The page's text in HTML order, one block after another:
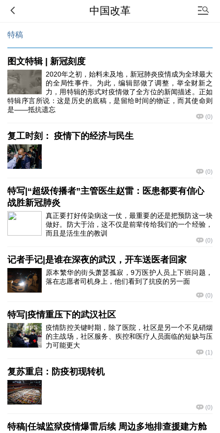
中国改革
特稿
图文特辑 | 新冠刻度
2020年之初，始料未及地，新冠肺炎疫情成为全球最大
的全局性事件。为此，编辑部做了调整，举全财新之
力，用特辑的形式对疫情做了全方位的新闻描述。正如
特辑序言所说：这是历史的底稿，是留给时间的物证，而其使命则
是——抵抗遗忘
(0)
复工时刻： 疫情下的经济与民生
(0)
特写|“超级传播者”主管医生赵雷：医患都要有信心
战胜新冠肺炎
真正要打好传染病这一仗，最重要的还是把预防这一块
做好。防大于治，这不仅是前辈传给我们的一个经验，
而且是活生生的教训
(0)
记者手记|是谁在深夜的武汉，开车送医者回家
原本繁华的街头萧瑟孤寂，9万医护人员上下班问题，
落在志愿者司机身上，他们看到了抗疫的另一面
(0)
特写|疫情重压下的武汉社区
疫情防控关键时期，除了医院，社区是另一个不见硝烟
的主战场，社区服务、疾控和医疗人员面临的短缺与压
力可能更大
(1)
复苏重启：防疫初现转机
(0)
特稿|任城监狱疫情爆雷后续 周边多地排查援建方舱